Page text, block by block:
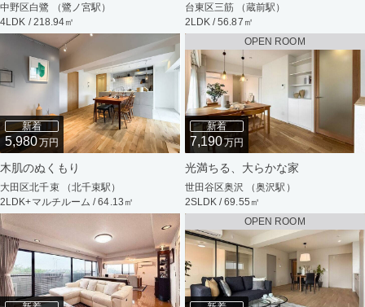
中野区白鷺 （鷺ノ宮駅）
4LDK / 218.94㎡
台東区三筋 （蔵前駅）
2LDK / 56.87㎡
新着
5,980万円
木肌のぬくもり
大田区北千束 （北千束駅）
2LDK+マルチルーム / 64.13㎡
OPEN ROOM
新着
7,190万円
光満ちる、大らかな家
世田谷区奥沢 （奥沢駅）
2SLDK / 69.55㎡
OPEN ROOM